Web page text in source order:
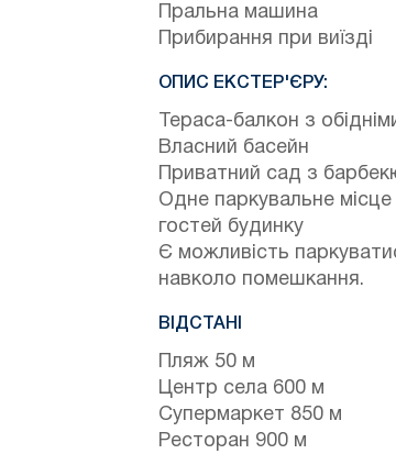
Пральна машина
Прибирання при виїзді
ОПИС ЕКСТЕР'ЄРУ:
Тераса-балкон з
Власний басейн
Приватний сад з
Одне паркувальне
гостей будинку
Є можливість
навколо помешкання.
ВІДСТАНІ
Пляж 50 м
Центр села 600 м
Супермаркет 850 м
Ресторан 900 м